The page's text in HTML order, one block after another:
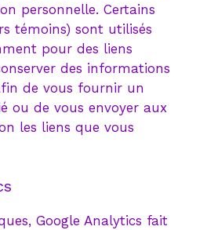
personnelle. Certains
témoins) sont utilisés
pour des liens
des informations
de vous fournir un
ou de vous envoyer aux
les liens que vous
Google Analytics fait